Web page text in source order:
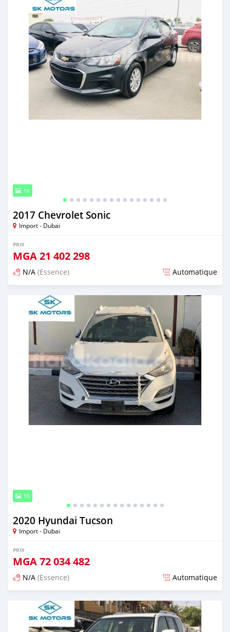
16
2017 Chevrolet Sonic
Import - Dubai
PRIX
MGA21 402 298
N/A (Essence) Automatique
Publié il y a presque 6 ans
15
2020 Hyundai Tucson
Import - Dubai
PRIX
MGA72 034 482
N/A (Essence) Automatique
Publié il y a presque 6 ans